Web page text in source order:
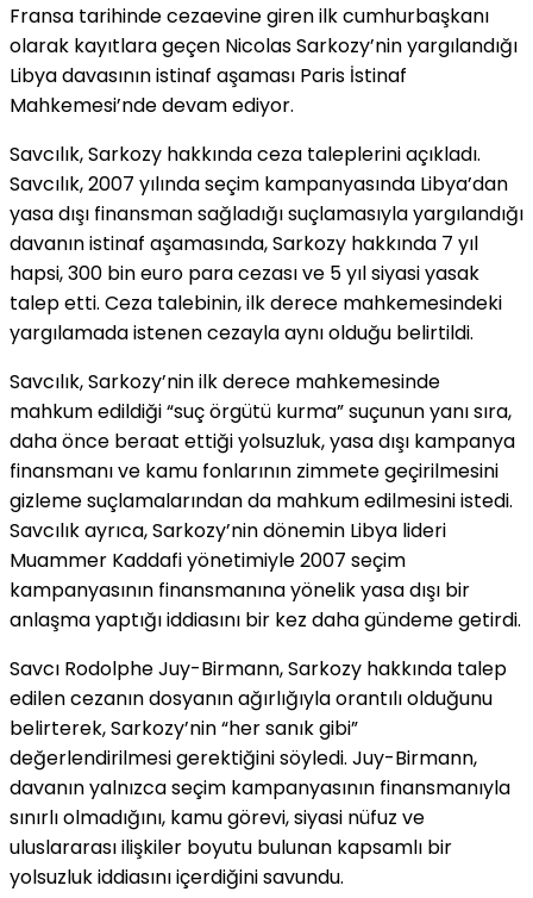
Fransa tarihinde cezaevine giren ilk cumhurbaşkanı
olarak kayıtlara geçen Nicolas Sarkozy’nin yargılandığı
Libya davasının istinaf aşaması Paris İstinaf
Mahkemesi’nde devam ediyor.
Savcılık, Sarkozy hakkında ceza taleplerini açıkladı.
Savcılık, 2007 yılında seçim kampanyasında Libya’dan
yasa dışı finansman sağladığı suçlamasıyla yargılandığı
davanın istinaf aşamasında, Sarkozy hakkında 7 yıl
hapsi, 300 bin euro para cezası ve 5 yıl siyasi yasak
talep etti. Ceza talebinin, ilk derece mahkemesindeki
yargılamada istenen cezayla aynı olduğu belirtildi.
Savcılık, Sarkozy’nin ilk derece mahkemesinde
mahkum edildiği “suç örgütü kurma” suçunun yanı sıra,
daha önce beraat ettiği yolsuzluk, yasa dışı kampanya
finansmanı ve kamu fonlarının zimmete geçirilmesini
gizleme suçlamalarından da mahkum edilmesini istedi.
Savcılık ayrıca, Sarkozy’nin dönemin Libya lideri
Muammer Kaddafi yönetimiyle 2007 seçim
kampanyasının finansmanına yönelik yasa dışı bir
anlaşma yaptığı iddiasını bir kez daha gündeme getirdi.
Savcı Rodolphe Juy-Birmann, Sarkozy hakkında talep
edilen cezanın dosyanın ağırlığıyla orantılı olduğunu
belirterek, Sarkozy’nin “her sanık gibi”
değerlendirilmesi gerektiğini söyledi. Juy-Birmann,
davanın yalnızca seçim kampanyasının finansmanıyla
sınırlı olmadığını, kamu görevi, siyasi nüfuz ve
uluslararası ilişkiler boyutu bulunan kapsamlı bir
yolsuzluk iddiasını içerdiğini savundu.